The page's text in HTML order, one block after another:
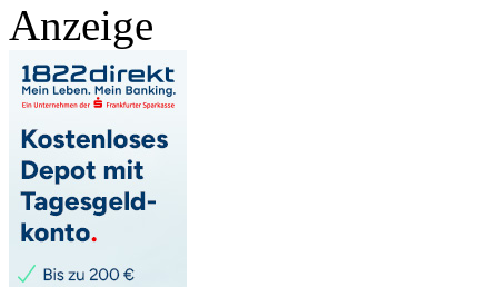
Anzeige